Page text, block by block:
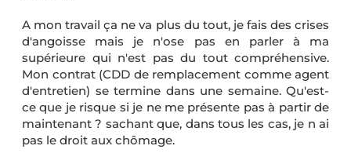
A mon travail ça ne va plus du tout, je fais des crises
d'angoisse mais je n'ose pas en parler à ma
supérieure qui n'est pas du tout compréhensive.
Mon contrat (CDD de remplacement comme agent
d'entretien) se termine dans une semaine. Qu'est-
ce que je risque si je ne me présente pas à partir de
maintenant ? sachant que, dans tous les cas, je n ai
pas le droit aux chômage.